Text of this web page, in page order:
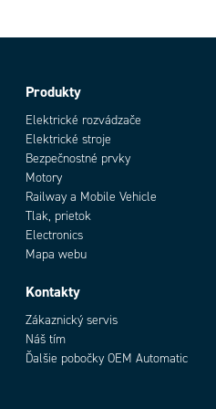
16,8 V
-40 °C
IP20
Produkty
Elektrické rozvádzače
Elektrické stroje
Bezpečnostné prvky
Motory
Railway a Mobile Vehicle
Tlak, prietok
Electronics
Mapa webu
Kontakty
Zákaznický servis
Náš tím
Ďalšie pobočky OEM Automatic